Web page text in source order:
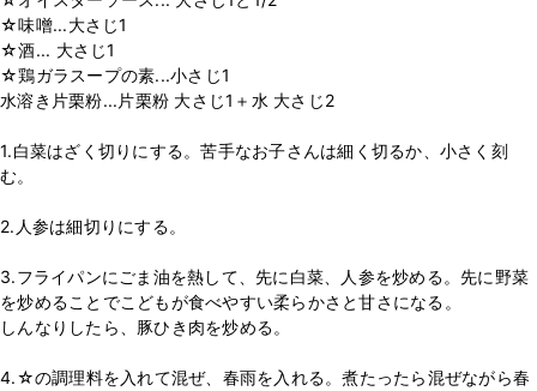
☆味噌...大さじ1
☆酒... 大さじ1
☆鶏ガラスープの素...小さじ1
水溶き片栗粉...片栗粉 大さじ1＋水 大さじ2
1.白菜はざく切りにする。苦手なお子さんは細く切るか、小さく刻
む。
2.人参は細切りにする。
3.フライパンにごま油を熱して、先に白菜、人参を炒める。先に野菜
を炒めることでこどもが食べやすい柔らかさと甘さになる。
しんなりしたら、豚ひき肉を炒める。
4.☆の調理料を入れて混ぜ、春雨を入れる。煮たったら混ぜながら春